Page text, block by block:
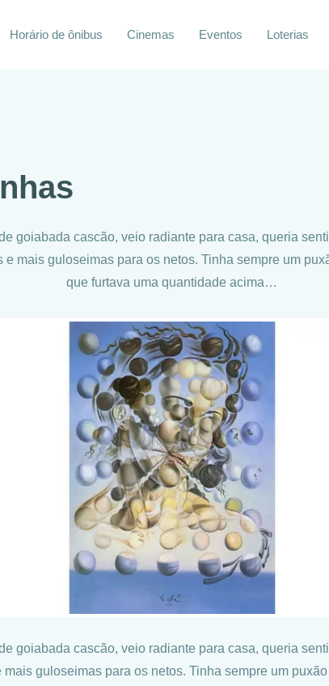
Horário de ônibus Cinemas Eventos Loterias
goiabada cascão, veio radiante para casa, queria
e mais guloseimas para os netos. Tinha sempre um
que furtava uma quantidade acima…
goiabada cascão, veio radiante para casa, queria
guloseimas para os netos. Tinha sempre um